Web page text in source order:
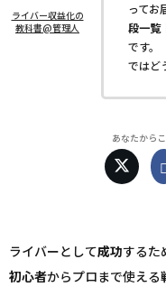
ライバー収益化の
教科書@管理人
ってお
段一覧
です。
ではど
あなたから
ライバーとして成功するた
初心者からプロまで使える